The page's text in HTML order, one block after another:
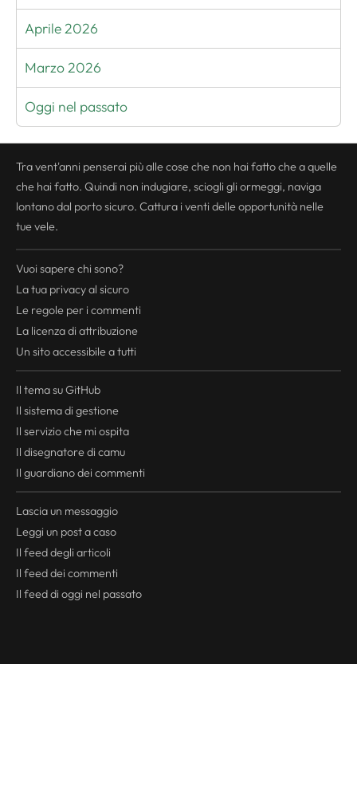
Aprile 2026
Marzo 2026
Oggi nel passato
Tra vent'anni penserai più alle cose che non hai fatto che a quelle
che hai fatto. Quindi non indugiare, sciogli gli ormeggi, naviga
lontano dal porto sicuro. Cattura i venti delle opportunità nelle
tue vele.
Vuoi sapere chi sono?
La tua privacyal sicuro
Le regole per i commenti
La licenza di attribuzione
Un sito accessibile a tutti
Il tema su GitHub
Il sistema di gestione
Il servizio che mi ospita
Il disegnatore di camu
Il guardiano dei commenti
Lascia un messaggio
Leggi un post a caso
Il feeddegli articoli
Il feeddei commenti
Il feeddi oggi nel passato